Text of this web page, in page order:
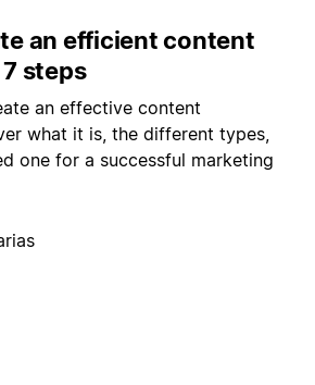
an efficient content
steps
an effective content
what it is, the different types,
one for a successful marketing